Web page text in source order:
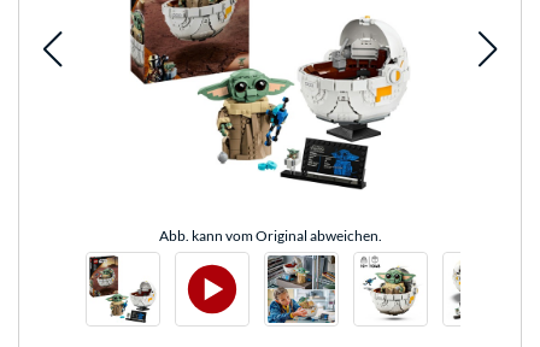
Abb. kann vom Original abweichen.